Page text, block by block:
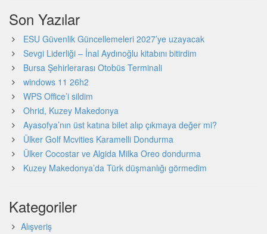
Son Yazılar
ESU Güvenlik Güncellemeleri 2027’ye uzayacak
Sevgi Liderliği – İnal Aydınoğlu kitabını bitirdim
Bursa Şehirlerarası Otobüs Terminali
windows 11 26h2
WPS Office’i sildim
Ohrid, Kuzey Makedonya
Ayasofya’nın üst katına bilet alıp çıkmaya değer mi?
Ülker Golf Mcvities Karamelli Dondurma
Ülker Cocostar ve Algida Milka Oreo dondurma
Kuzey Makedonya’da Türk düşmanlığı görmedim
Kategoriler
Alışveriş